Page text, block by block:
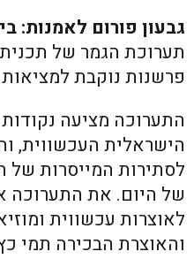
גבעון פורום לאמנות:
תערוכת הגמר של תכנית
פרשנות נוקבת למציאות הישראלית
התערוכה מציעה
הישראלית העכשווית,
לסתירות המייסרות
של היום. את התערוכה
לאוצרות עכשווית
והאוצרת הבכירה תמי